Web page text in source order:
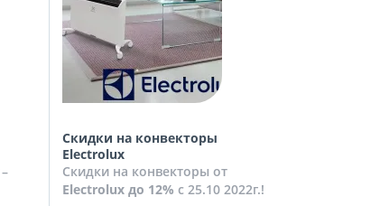
–
Скидки на конвекторы
Electrolux
Скидки на конвекторы от
Electrolux до 12% с 25.10 2022г.!